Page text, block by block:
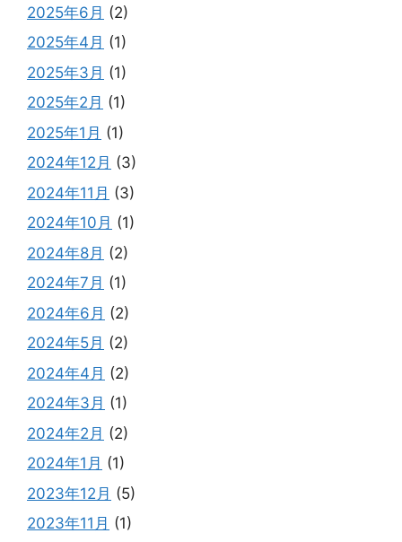
2025年6月 (2)
2025年4月 (1)
2025年3月 (1)
2025年2月 (1)
2025年1月 (1)
2024年12月 (3)
2024年11月 (3)
2024年10月 (1)
2024年8月 (2)
2024年7月 (1)
2024年6月 (2)
2024年5月 (2)
2024年4月 (2)
2024年3月 (1)
2024年2月 (2)
2024年1月 (1)
2023年12月 (5)
2023年11月 (1)